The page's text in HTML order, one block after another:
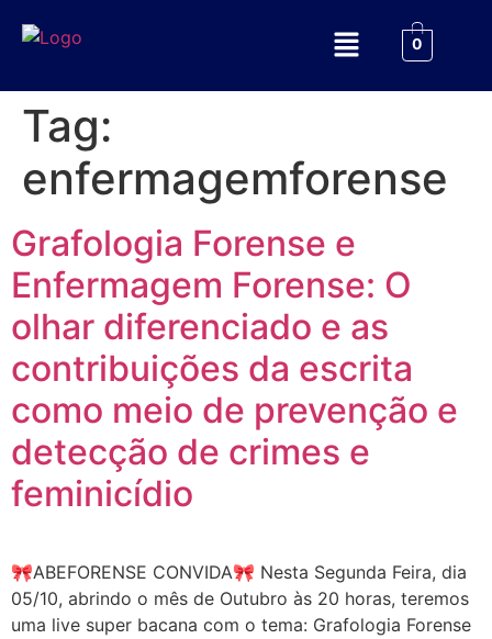
0
Tag:
enfermagemforense
Grafologia Forense e
Enfermagem Forense: O
olhar diferenciado e as
contribuições da escrita
como meio de prevenção e
detecção de crimes e
feminicídio
🎀ABEFORENSE CONVIDA🎀 Nesta Segunda Feira, dia
05/10, abrindo o mês de Outubro às 20 horas, teremos
uma live super bacana com o tema: Grafologia Forense